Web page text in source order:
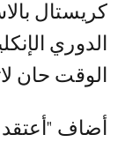
كريستال
الدوري
الوقت حان
أضاف "أعتقد